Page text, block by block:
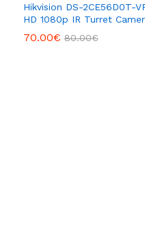
Hikvision DS-2CE56D0T-
HD 1080p IR Turret
70.00€ 80.00€